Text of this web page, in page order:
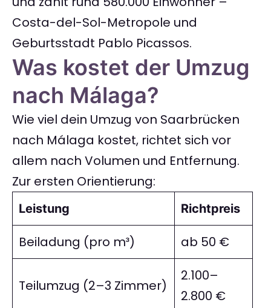
Costa-del-Sol-Metropole und
Geburtsstadt Pablo Picassos.
Was kostet der Umzug
nach Málaga?
Wie viel dein Umzug von Saarbrücken
nach Málaga kostet, richtet sich vor
allem nach Volumen und Entfernung.
Zur ersten Orientierung:
Leistung Richtpreis
Beiladung (pro m³) ab 50 €
Teilumzug (2–3 Zimmer)
2.100–
2.800 €